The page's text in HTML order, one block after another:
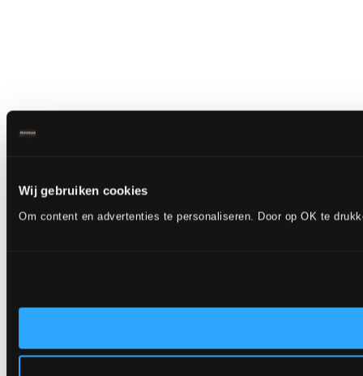
Wij gebruiken cookies
Om content en advertenties te personaliseren. Door op OK te